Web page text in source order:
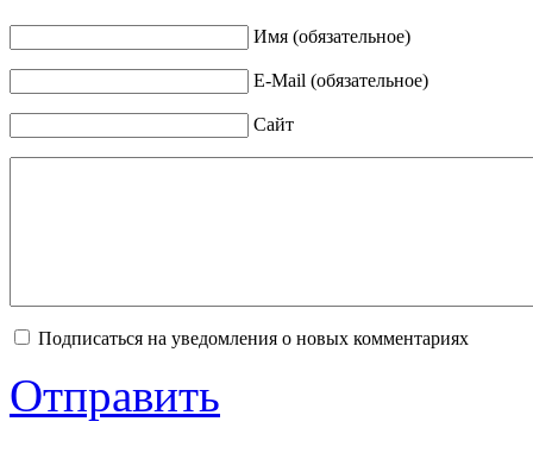
Имя (обязательное)
E-Mail (обязательное)
Сайт
Подписаться на уведомления о новых комментариях
Отправить